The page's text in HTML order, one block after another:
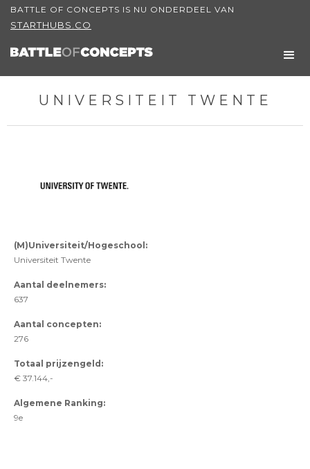
BATTLE OF CONCEPTS IS NU ONDERDEEL VAN
STARTHUBS.CO
UNIVERSITEIT TWENTE
(M)Universiteit/Hogeschool:
Universiteit Twente
Aantal deelnemers:
637
Aantal concepten:
276
Totaal prijzengeld:
€ 37.144,-
Algemene Ranking:
9e